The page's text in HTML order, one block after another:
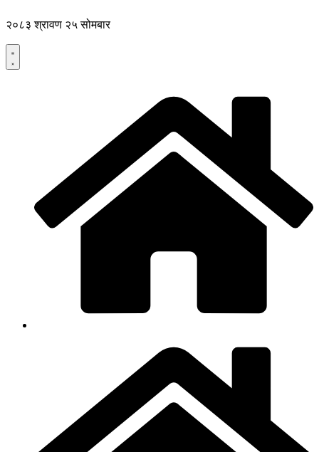
to
२०८३ श्रावण २५ सोमबार